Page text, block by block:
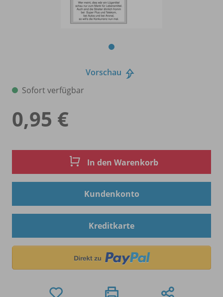
Vorschau
Sofort verfügbar
0,95 €
In den Warenkorb
Kundenkonto
Kreditkarte